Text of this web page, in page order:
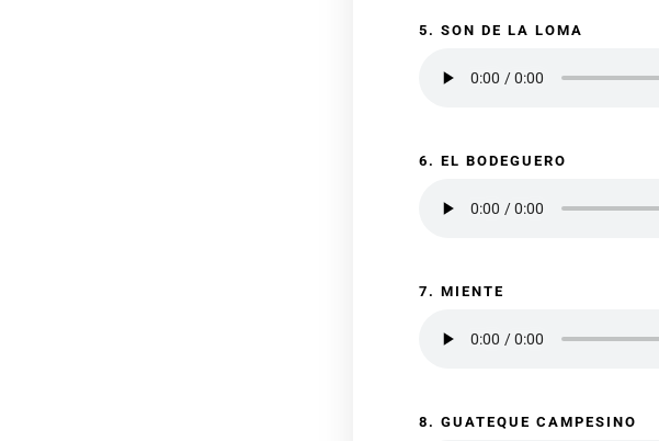
5. SON DE LA LOMA
6. EL BODEGUERO
7. MIENTE
8. GUATEQUE CAMPESINO